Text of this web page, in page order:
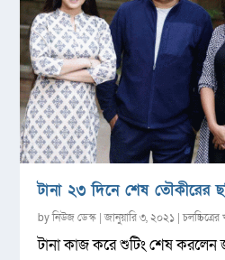
টানা ২৩ দিনে শেষ তৌকীরের
byনিউজ ডেস্ক |জানুয়ারি ৩, ২০২১ |
টানা কাজ করে শুটিং শেষ করলেন